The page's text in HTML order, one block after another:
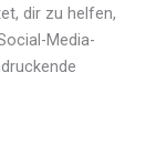
dir zu helfen,
Media-